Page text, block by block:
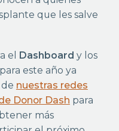
que les salve
el Dashboard y los
para este año ya
nuestras redes
Donor Dash para
más